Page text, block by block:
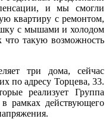
и мы смогли
квартиру с ремонтом,
с мышами и холодом
что такую возможность
три дома, сейчас
по адресу Торцева, 33.
реализует Группа
рамках действующего